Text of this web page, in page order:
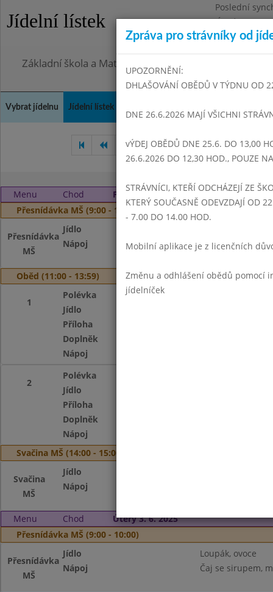
Jídelní lístek
Poslední
Úterý
Omezení
Základní škola a Mateřská škola Dr. Edvarda Beneše,
Vybrat jídelnu Jídelní lístek
Duben 2025 Květen 2025
Menu Chod
Pondělí 2. 6. 2025
Přesnídávka MŠ (9:00 - 10:00)
Přesnídávka
MŠ
Jídlo
Nápoj
Čaj s citronem,
Oběd (11:00 - 13:59)
1
Polévka
Jídlo
Příloha
Doplněk
Nápoj
2
Polévka
Jídlo
Příloha
Doplněk
Nápoj
Svačina MŠ (14:00 - 15:00)
Svačina
MŠ
Jídlo
Nápoj
Menu Chod
Úterý 3. 6. 2025
Přesnídávka MŠ (9:00 - 10:00)
Přesnídávka
MŠ
Jídlo
Loupák, ovoce
Nápoj
Čaj se sirupem,
Zpráva pro strávníky od
UPOZORNĚNÍ:
DHLAŠOVÁNÍ OBĚDŮ V TÝDNU OD
DNE 26.6.2026 MAJÍ VŠICHNI
vÝDEJ OBĚDŮ DNE 25.6. DO 13,00
26.6.2026 DO 12,30 HOD., POUZE
STRÁVNÍCI, KTEŘÍ ODCHÁZEJÍ ZE
KTERÝ SOUČASNĚ ODEVZDAJÍ OD
- 7.00 DO 14.00 HOD.
Mobilní aplikace je z licenčních
Změnu a odhlášení obědů pomocí
jídelníček